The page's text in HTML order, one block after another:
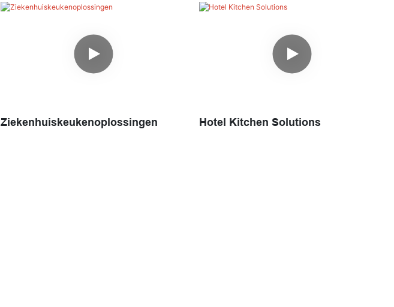
Ziekenhuiskeukenoplossingen Hotel Kitchen Solutions